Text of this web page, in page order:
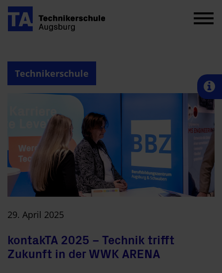
Technikerschule
29. April 2025
kontakTA 2025 – Technik trifft
Zukunft in der WWK ARENA